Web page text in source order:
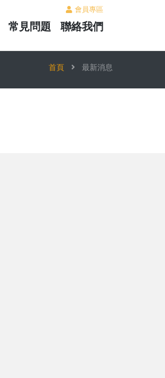
會員專區
常見問題 聯絡我們
首頁 最新消息